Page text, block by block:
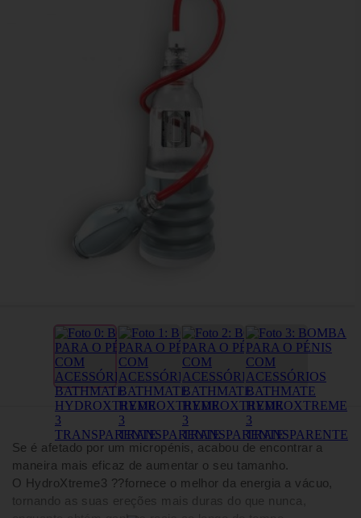
Se é afetado por um micropénis, acabou de encontrar a
maneira mais eficaz de aumentar o seu tamanho.
O HydroXtreme3 ??fornece o melhor da energia a vácuo,
tornando as suas ereções mais duras do que nunca,